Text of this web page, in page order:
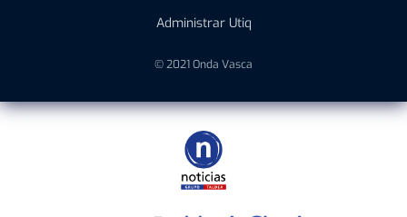
Administrar Utiq
© 2021 Onda Vasca